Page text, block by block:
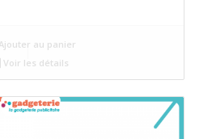
au panier
Voir les détails